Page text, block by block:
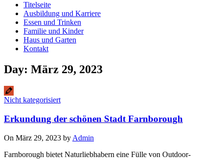
Titelseite
Ausbildung und Karriere
Essen und Trinken
Familie und Kinder
Haus und Garten
Kontakt
Day: März 29, 2023
Nicht kategorisiert
Erkundung der schönen Stadt Farnborough
On März 29, 2023 by Admin
Farnborough bietet Naturliebhabern eine Fülle von Outdoor-